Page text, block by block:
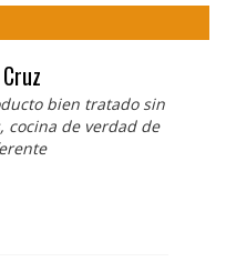
bien tratado sin
cocina de verdad de